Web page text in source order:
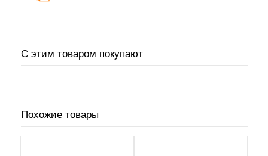
С этим товаром покупают
Похожие товары